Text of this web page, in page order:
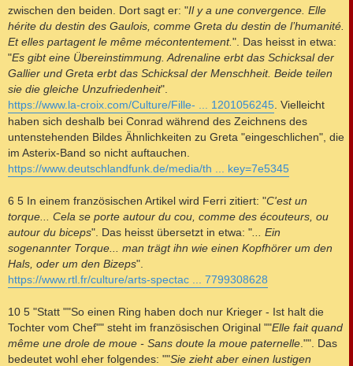
zwischen den beiden. Dort sagt er: "Il y a une convergence. Elle
hérite du destin des Gaulois, comme Greta du destin de l’humanité.
Et elles partagent le même mécontentement.". Das heisst in etwa:
"Es gibt eine Übereinstimmung. Adrenaline erbt das Schicksal der
Gallier und Greta erbt das Schicksal der Menschheit. Beide teilen
sie die gleiche Unzufriedenheit".
https://www.la-croix.com/Culture/Fille- ... 1201056245 . Vielleicht
haben sich deshalb bei Conrad während des Zeichnens des
untenstehenden Bildes Ähnlichkeiten zu Greta "eingeschlichen", die
im Asterix-Band so nicht auftauchen.
https://www.deutschlandfunk.de/media/th ... key=7e5345
6 5 In einem französischen Artikel wird Ferri zitiert: "C'est un
torque... Cela se porte autour du cou, comme des écouteurs, ou
autour du biceps". Das heisst übersetzt in etwa: " ... Ein
sogenannter Torque... man trägt ihn wie einen Kopfhörer um den
Hals, oder um den Bizeps".
https://www.rtl.fr/culture/arts-spectac ... 7799308628
10 5 "Statt ""So einen Ring haben doch nur Krieger - Ist halt die
Tochter vom Chef"" steht im französischen Original ""Elle fait quand
même une drole de moue - Sans doute la moue paternelle ."". Das
bedeutet wohl eher folgendes: ""Sie zieht aber einen lustigen